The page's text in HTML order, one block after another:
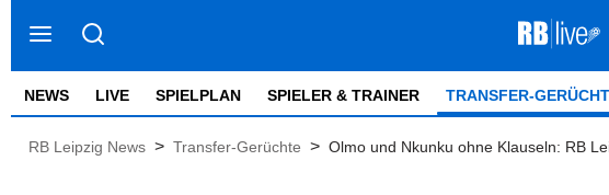
NEWS LIVE SPIELPLAN SPIELER & TRAINER TRANSFER-
RB Leipzig News > Transfer-Gerüchte > Olmo und Nkunku ohne Klauseln: RB